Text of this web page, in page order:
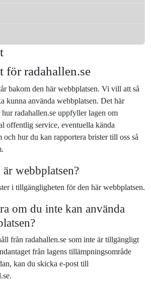
radahallen.se
bakom den här webbplatsen. Vi vill att så
kunna använda webbplatsen. Det här
radahallen.se uppfyller lagen om
offentlig service, eventuella kända
hur du kan rapportera brister till oss så
webbplatsen?
i tillgängligheten för den här webbplatsen.
om du inte kan använda
från radahallen.se som inte är tillgängligt
från lagens tillämpningsområde
kan du skicka e-post till